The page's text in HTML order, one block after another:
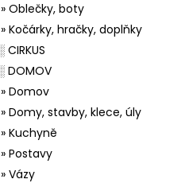
» Oblečky, boty
» Kočárky, hračky, doplňky
CIRKUS
DOMOV
» Domov
» Domy, stavby, klece, úly
» Kuchyně
» Postavy
» Vázy